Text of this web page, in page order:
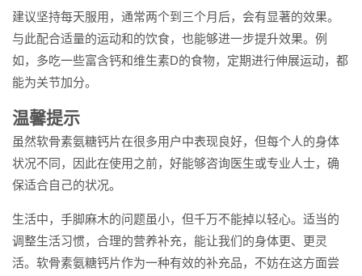
建议坚持每天服用，通常两个到三个月后，会有显著的效果。
与此配合适量的运动和的饮食，也能够进一步提升效果。例
如，多吃一些富含钙和维生素D的食物，定期进行伸展运动，都
能为关节加分。
温馨提示
虽然软骨素氨糖钙片在很多用户中表现良好，但每个人的身体
状况不同，因此在使用之前，好能够咨询医生或专业人士，确
保适合自己的状况。
生活中，手脚麻木的问题虽小，但千万不能掉以轻心。适当的
调整生活习惯，合理的营养补充，能让我们的身体更、更灵
活。软骨素氨糖钙片作为一种有效的补充品，不妨在这方面尝